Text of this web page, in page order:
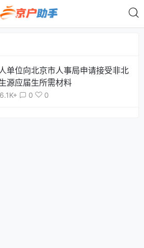
单位向北京市人事局申请接受非北
源应届生所需材料
6.1K+ 0 0